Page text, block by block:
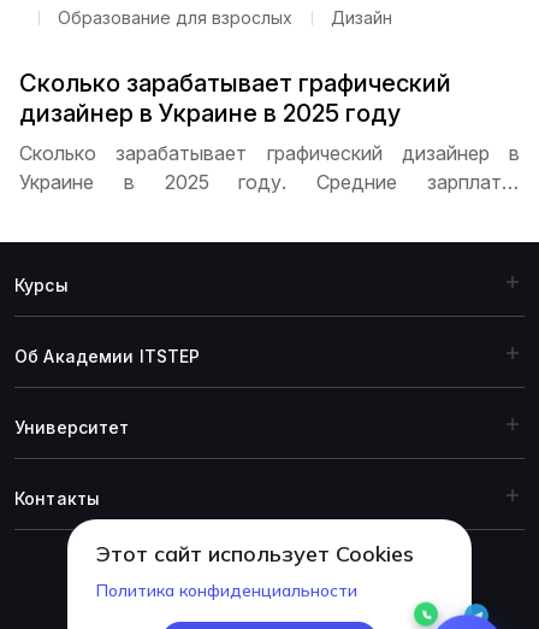
Образование для взрослых Дизайн
Сколько зарабатывает графический
дизайнер в Украине в 2025 году
Сколько зарабатывает графический дизайнер в
Украине в 2025 году. Средние зарплаты,
доходы, перспективы карьерного роста и
разных уровней
Курсы
Об Академии ITSTEP
Университет
Контакты
Этот сайт использует Cookies
Политика конфиденциальности